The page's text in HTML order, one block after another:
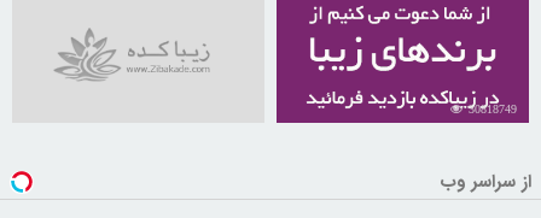
30818749
از سراسر وب